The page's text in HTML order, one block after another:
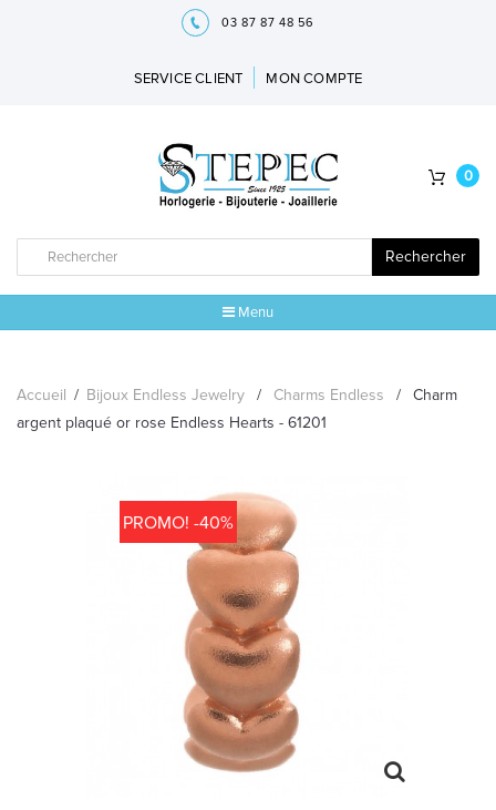
03 87 87 48 56
SERVICE CLIENT MON COMPTE
Rechercher
0
Menu
MARQUES
MONTRES
LES GEORGETTES
SWAROVSKI
BONNES AFFAIRES
CARTES CADEAUX
IDÉE CADEAUX
QUI SOMMES NOUS
Accueil / Bijoux Endless Jewelry / Charms Endless /
Charm
argent plaqué or rose Endless Hearts - 61201
PROMO! -40%